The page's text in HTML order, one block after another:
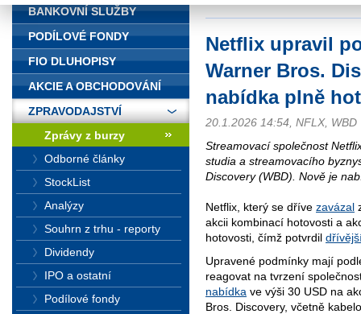
Netflix upravil
Warner Bros.
nabídka plně
20.1.2026 14:54, NFLX, WBD
Streamovací společnost
studia a streamovacího
Discovery (WBD). Nově je
Netflix, který se dříve zavázal
akcii kombinací hotovosti a
hotovosti, čímž potvrdil
Upravené podmínky mají
reagovat na tvrzení
nabídka ve výši 30 USD na
Bros. Discovery, včetně
BANKOVNÍ SLUŽBY
PODÍLOVÉ FONDY
FIO DLUHOPISY
AKCIE A OBCHODOVÁNÍ
ZPRAVODAJSTVÍ
Zprávy z burzy
Odborné články
StockList
Analýzy
Souhrn z trhu - reporty
Dividendy
IPO a ostatní
Podílové fondy